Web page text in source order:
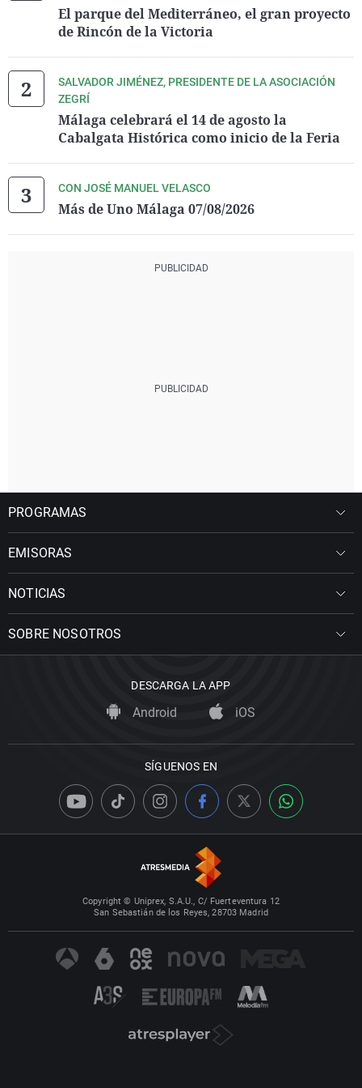
El parque del Mediterráneo, el gran proyecto
de Rincón de la Victoria
SALVADOR JIMÉNEZ, PRESIDENTE DE LA ASOCIACIÓN
ZEGRÍ
Málaga celebrará el 14 de agosto la
Cabalgata Histórica como inicio de la Feria
CON JOSÉ MANUEL VELASCO
Más de Uno Málaga 07/08/2026
PROGRAMAS
EMISORAS
NOTICIAS
SOBRE NOSOTROS
DESCARGA LA APP
Android iOS
SÍGUENOS EN
Copyright © Uniprex, S.A.U., C/ Fuerteventura 12
San Sebastián de los Reyes, 28703 Madrid